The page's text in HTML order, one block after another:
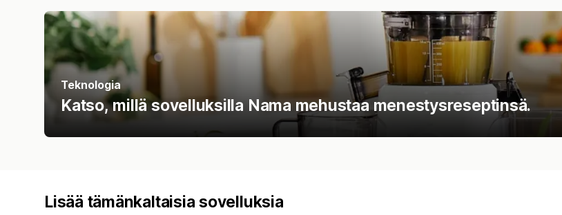
Teknologia
Katso, millä sovelluksilla Nama mehustaa menestysreseptinsä.
Lisää tämänkaltaisia sovelluksia